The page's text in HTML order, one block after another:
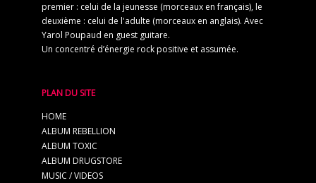
premier : celui de la jeunesse (morceaux en français), le
deuxième : celui de l'adulte (morceaux en anglais). Avec
Yarol Poupaud en guest guitare.
Un concentré d’énergie rock positive et assumée.
PLAN DU SITE
HOME
ALBUM REBELLION
ALBUM TOXIC
ALBUM DRUGSTORE
MUSIC / VIDEOS